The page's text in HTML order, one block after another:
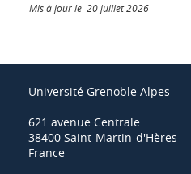
Mis à jour le 20 juillet 2026
Université Grenoble Alpes
621 avenue Centrale
38400 Saint-Martin-d'Hères
France